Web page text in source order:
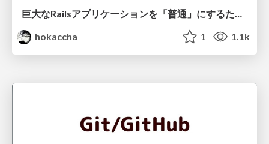
巨大なRailsアプリケーションを「普通」にするための取り組み
hokaccha
1 1.1k